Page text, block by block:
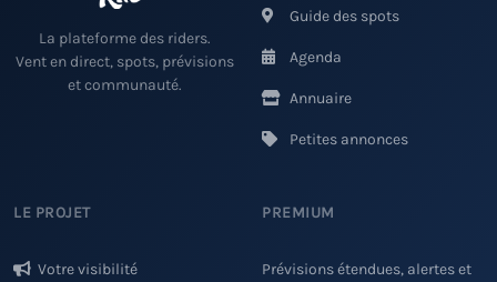
La plateforme des riders.
Vent en direct, spots, prévisions
et communauté.
Guide des spots
Agenda
Annuaire
Petites annonces
LE PROJET
Votre visibilité
PREMIUM
Prévisions étendues, alertes et